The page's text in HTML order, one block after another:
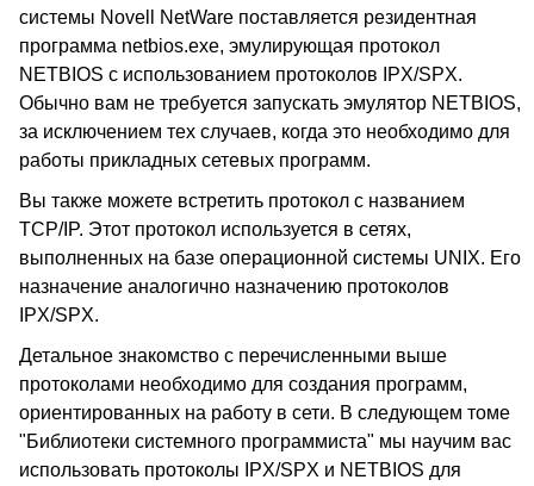
системы Novell NetWare поставляется резидентная
программа netbios.exe, эмулирующая протокол
NETBIOS с использованием протоколов IPX/SPX.
Обычно вам не требуется запускать эмулятор NETBIOS,
за исключением тех случаев, когда это необходимо для
работы прикладных сетевых программ.
Вы также можете встретить протокол с названием
TCP/IP. Этот протокол используется в сетях,
выполненных на базе операционной системы UNIX. Его
назначение аналогично назначению протоколов
IPX/SPX.
Детальное знакомство с перечисленными выше
протоколами необходимо для создания программ,
ориентированных на работу в сети. В следующем томе
"Библиотеки системного программиста" мы научим вас
использовать протоколы IPX/SPX и NETBIOS для